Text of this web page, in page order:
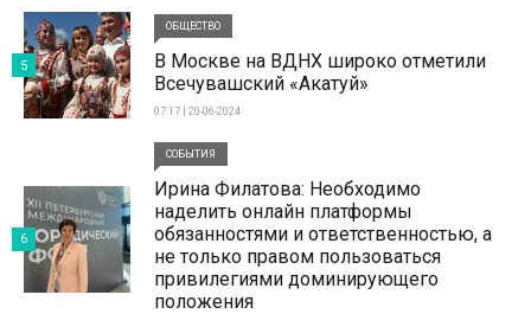
ОБЩЕСТВО
В Москве на ВДНХ широко отметили
Всечувашский «Акатуй»
07:17 | 20-06-2024
5
СОБЫТИЯ
Ирина Филатова: Необходимо
наделить онлайн платформы
обязанностями и ответственностью, а
не только правом пользоваться
привилегиями доминирующего
положения
6